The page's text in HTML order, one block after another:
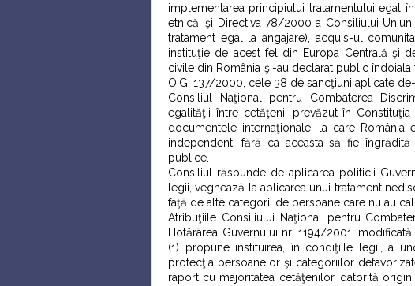
implementarea principiului tratamentului egal
etnică, şi Directiva 78/2000 a Consiliului
tratament egal la angajare), acquis-ul
instituţie de acest fel din Europa Centrală şi
civile din România şi-au declarat public
O.G. 137/2000, cele 38 de sancţiuni aplicate
Consiliul Naţional pentru Combaterea
egalităţii între cetăţeni, prevăzut în
documentele internaţionale, la care România
independent, fără ca aceasta să fie
publice.
Consiliul răspunde de aplicarea politicii
legii, veghează la aplicarea unui tratament
faţă de alte categorii de persoane care nu au
Atribuţiile Consiliului Naţional pentru
Hotărârea Guvernului nr. 1194/2001,
(1) propune instituirea, în condiţiile legii, a
protecţia persoanelor şi categoriilor
raport cu majoritatea cetăţenilor, datorită